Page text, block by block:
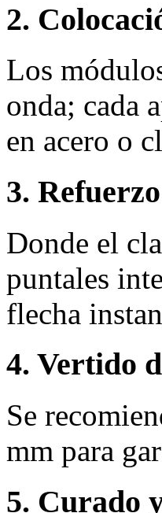
2.
Los
onda; cada
en acero o
3.
Donde el
puntales
flecha
4. Vertido
Se
mm para
5. Curado